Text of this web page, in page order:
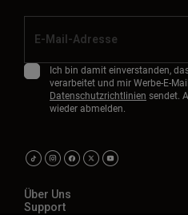
Ich bin damit einverstanden,
verarbeitet und mir Werbe-E-
Datenschutzrichtlinien sendet.
wieder abmelden.
Über Uns
Support